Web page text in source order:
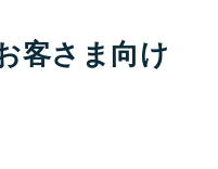
客さま向け